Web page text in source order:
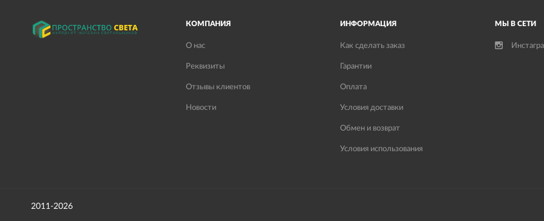
КОМПАНИЯ
О нас
Реквизиты
Отзывы клиентов
Новости
ИНФОРМАЦИЯ
Как сделать заказ
Гарантии
Оплата
Условия доставки
Обмен и возврат
Условия использования
МЫ В СЕТИ
2011-2026